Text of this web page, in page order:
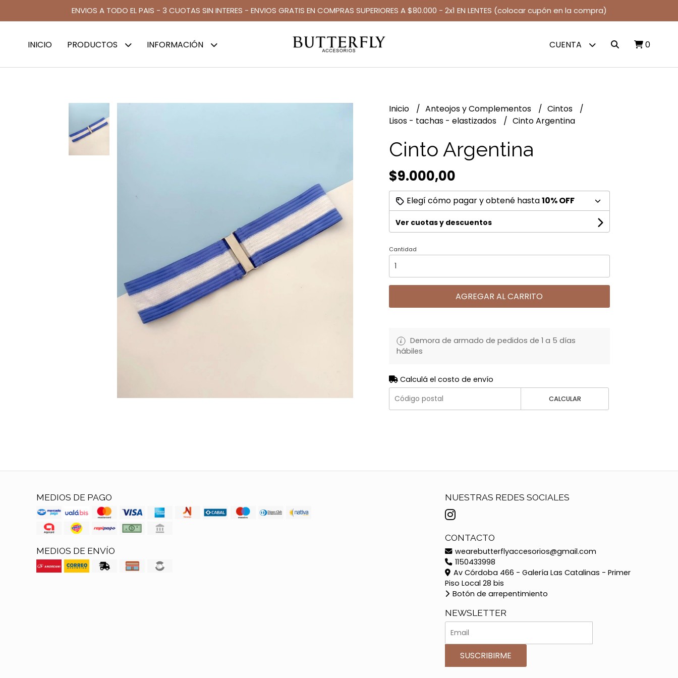
ENVIOS A TODO EL PAIS - 3 CUOTAS SIN INTERES - ENVIOS GRATIS EN COMPRAS SUPERIORES A $80.000 - 2x1 EN LENTES (colocar cupón en la compra)
INICIO PRODUCTOS INFORMACIÓN CUENTA 0
Inicio Anteojos y Complementos
Cintos
Lisos - tachas - elastizados
Cinto Argentina
Cinto Argentina
$9.000,00
Elegí cómo pagar y obtené hasta10% OFF
Ver cuotas y descuentos
Cantidad
AGREGAR AL CARRITO
Demora de armado de pedidos de 1 a 5 días
hábiles
Calculá el costo de envío
CALCULAR
MEDIOS DE PAGO
MEDIOS DE ENVÍO
NUESTRAS REDES SOCIALES
CONTACTO
wearebutterflyaccesorios@gmail.com
1150433998
Av Córdoba 466 - Galería Las Catalinas - Primer
Piso Local 28 bis
Botón de arrepentimiento
NEWSLETTER
SUSCRIBIRME